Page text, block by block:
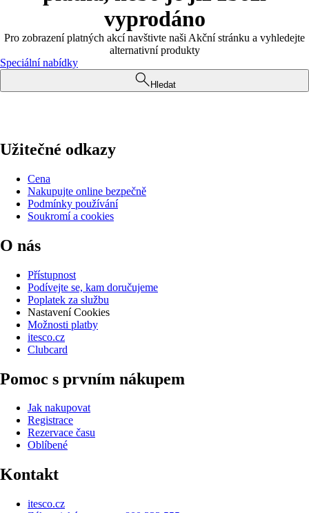
vyprodáno
Pro zobrazení platných akcí navštivte naši Akční stránku a vyhledejte
alternativní produkty
Speciální nabídky
Hledat
Užitečné odkazy
Cena
Nakupujte online bezpečně
Podmínky používání
Soukromí a cookies
O nás
Přístupnost
Podívejte se, kam doručujeme
Poplatek za službu
Nastavení Cookies
Možnosti platby
itesco.cz
Clubcard
Pomoc s prvním nákupem
Jak nakupovat
Registrace
Rezervace času
Oblíbené
Kontakt
itesco.cz